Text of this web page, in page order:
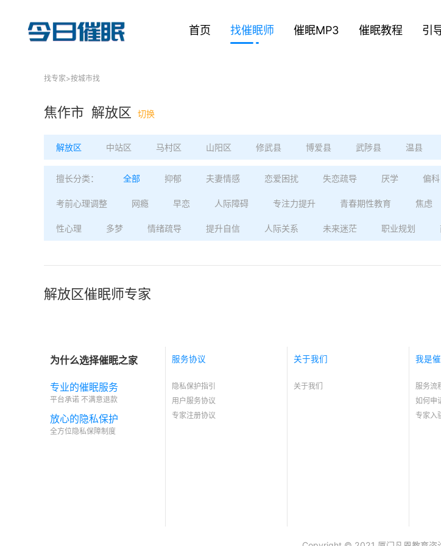
首页 找催眠师 催眠MP3 催眠教程 引
找专家>按城市找
焦作市 解放区 切换
解放区 中站区 马村区 山阳区 修武县 博爱县 武陟县 温县
擅长分类： 全部 抑郁 夫妻情感 恋爱困扰 失恋疏导 厌学 偏科
考前心理调整 网瘾 早恋 人际障碍 专注力提升 青春期性教育 焦虑
性心理 多梦 情绪疏导 提升自信 人际关系 未来迷茫 职业规划
解放区催眠师专家
为什么选择催眠之家
专业的催眠服务
平台承诺 不满意退款
放心的隐私保护
全方位隐私保障制度
服务协议
隐私保护指引
用户服务协议
专家注册协议
关于我们
关于我们
我是
服务流
如何申
专家入